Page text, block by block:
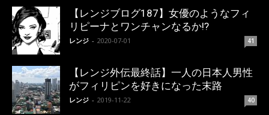
【レンジブログ187】女優のようなフィ
リピーナとワンチャンなるか!?
レンジ - 2020-07-01 41
【レンジ外伝最終話】一人の日本人男性
がフィリピンを好きになった末路
レンジ - 2019-11-22 40